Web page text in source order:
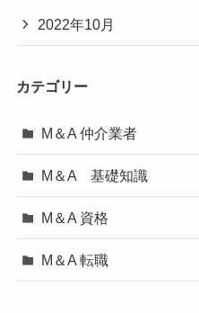
2022年10月
カテゴリー
M＆A 仲介業者
M＆A 基礎知識
M＆A 資格
M＆A 転職